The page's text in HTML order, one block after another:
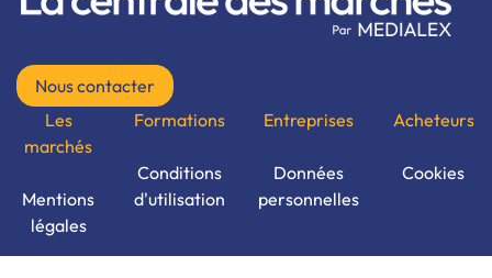
Nous contacter
Les
marchés
Mentions
légales
Formations
Conditions
d'utilisation
Entreprises
Données
personnelles
Acheteurs
Cookies